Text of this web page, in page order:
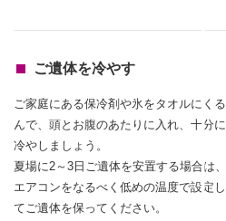
ご遺体を冷やす
ご家庭にある保冷剤や氷をタオルにくる
んで、頭とお腹のあたりに入れ、 十分に
冷やしましょう。
夏場に2～3日ご遺体を安置する場合は、
エアコンをなるべく低めの温度で設定し
てご遺体を保ってください。